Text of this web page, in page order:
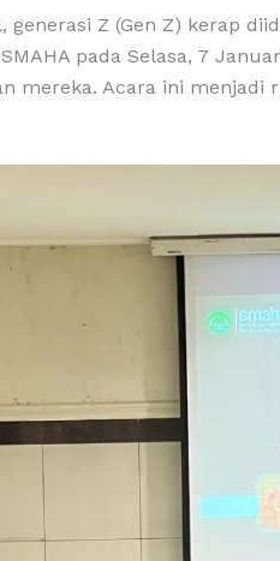
generasi Z (Gen Z) kerap
pada Selasa, 7
mereka. Acara ini menjadi